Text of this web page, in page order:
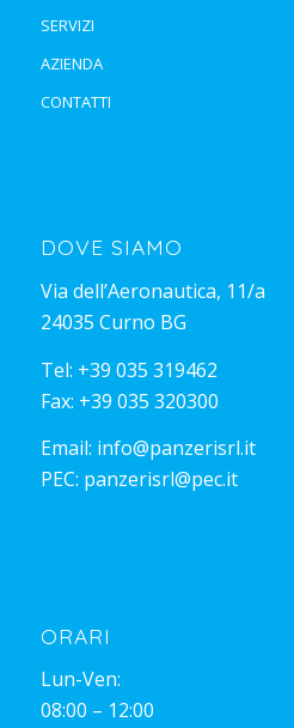
SERVIZI
AZIENDA
CONTATTI
DOVE SIAMO
Via dell’Aeronautica, 11/a
24035 Curno BG
Tel: +39 035 319462
Fax: +39 035 320300
Email: info@panzerisrl.it
PEC: panzerisrl@pec.it
ORARI
Lun-Ven:
08:00 – 12:00